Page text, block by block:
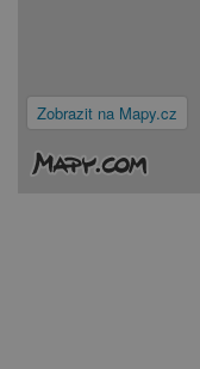
Zobrazit na Mapy.cz